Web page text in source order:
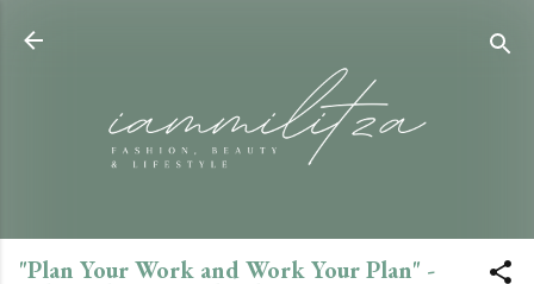
"Plan Your Work and Work Your Plan" -